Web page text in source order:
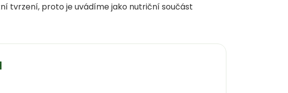
tvrzení, proto je uvádíme jako nutriční součást